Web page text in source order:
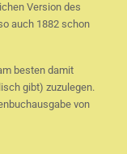
Version des
auch 1882 schon
besten damit
gibt) zuzulegen.
von